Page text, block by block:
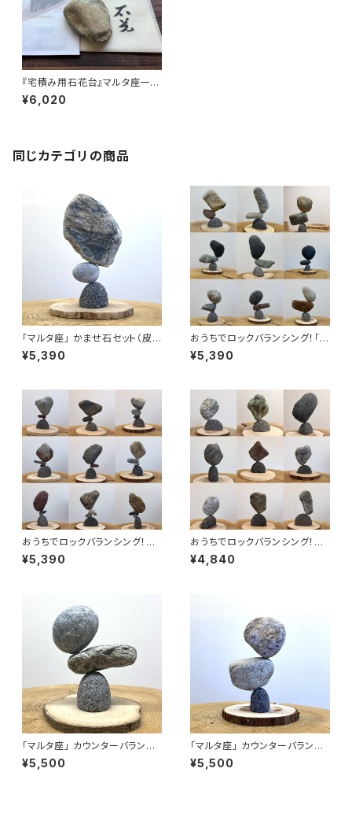
『宅積み用石花台』マルタ座一式
（皮つき）[5-4101]
¥6,020
同じカテゴリの商品
「マルタ座」 かませ石セット（皮
なし）[m21301b]
¥5,390
おうちでロックバランシング！「マ
ルタ座」 カウンターバランスセッ
ト
¥5,390
おうちでロックバランシング！石
ころと丸太輪切りの宅積み用石
花台「マルタ座」 かませ石セット
¥5,390
おうちでロックバランシング！石
ころと丸太輪切りの『宅積み用
石花台』マルタ座
¥4,840
「マルタ座」 カウンターバランス
セット（皮つき）[m21302b]
¥5,500
「マルタ座」 カウンターバランス
セット（皮つき）[m21202b]
¥5,500